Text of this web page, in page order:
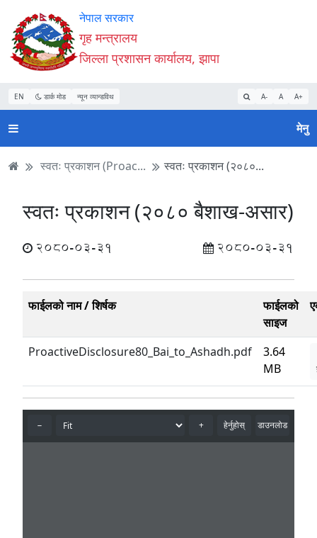
Accessibility
Mode
सुरु
गर्नुहोस्
सामाग्री
पढ्नुहाेस्
नेभिगेसन
पढ्नुहाेस्
वेबसाइट
खोजमा
जानुहोस्
नेपाल सरकार
गृह मन्त्रालय
जिल्ला प्रशासन कार्यालय, झापा
EN डार्क मोड न्यून व्यान्डविथ A- A A+
मेनु
स्वतः प्रकाशन (Proac... स्वतः प्रकाशन (२०८०...
स्वतः प्रकाशन (२०८० बैशाख-असार)
2080-03-31 2080-03-31
फाईलको नाम / शिर्षक
फाईलको
साइज
ProactiveDisclosure80_Bai_to_Ashadh.pdf
3.64
MB